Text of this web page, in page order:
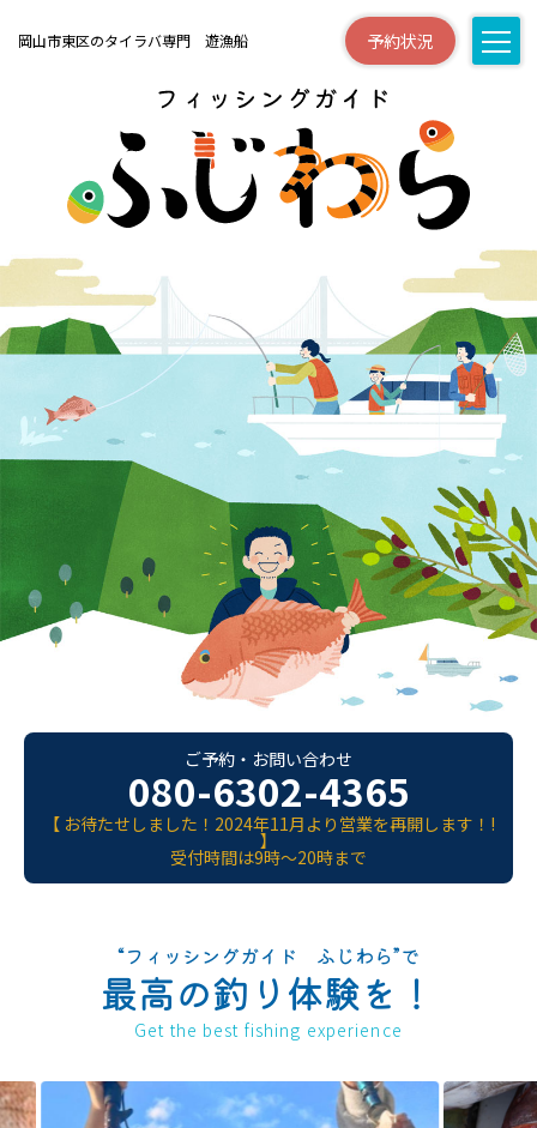
岡山市東区のタイラバ専門 遊漁船 予約状況
ご予約・お問い合わせ
080-6302-4365
【 お待たせしました！2024年11月より営業を再開します！!
】
受付時間は9時～20時まで
“フィッシングガイド ふじわら”で
最高の釣り体験を！
Get the best fishing experience